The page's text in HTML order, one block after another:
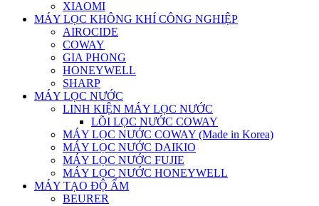
XIAOMI
MÁY LỌC KHÔNG KHÍ CÔNG NGHIỆP
AIROCIDE
COWAY
GIA PHONG
HONEYWELL
SHARP
MÁY LỌC NƯỚC
LINH KIỆN MÁY LỌC NƯỚC
LÕI LỌC NƯỚC COWAY
MÁY LỌC NƯỚC COWAY (Made in Korea)
MÁY LỌC NƯỚC DAIKIO
MÁY LỌC NƯỚC FUJIE
MÁY LỌC NƯỚC HONEYWELL
MÁY TẠO ĐỘ ẨM
BEURER